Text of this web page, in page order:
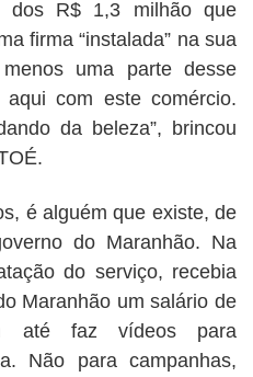
dos R$ 1,3 milhão que
firma “instalada” na sua
uma parte desse
com este comércio.
da beleza”, brincou
é alguém que existe, de
do Maranhão. Na
do serviço, recebia
Maranhão um salário de
até faz vídeos para
Não para campanhas,